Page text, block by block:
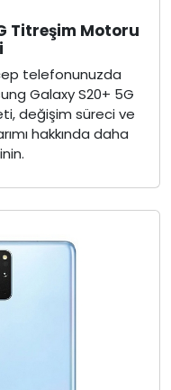
Titreşim Motoru
telefonunuzda
Galaxy S20+ 5G
değişim süreci ve
hakkında daha